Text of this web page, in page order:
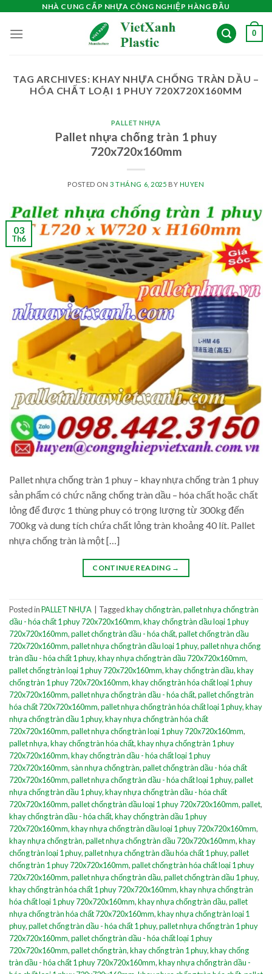
content
NHÀ CUNG CẤP NHỰA CÔNG NGHIỆP HÀNG ĐẦU
0
TAG ARCHIVES: KHAY NHỰA CHỐNG TRÀN DẦU –
HÓA CHẤT LOẠI 1 PHUY 720X720X160MM
PALLET NHỰA
Pallet nhựa chống tràn 1 phuy
720x720x160mm
POSTED ON3 THÁNG 6, 2025 BY HUYEN
03
Th6
Pallet nhựa chống tràn 1 phuy – khay nhựa chống tràn 1 phuy
sản phẩm có chức năng chống tràn dầu – hóa chất hoặc chất
lỏng để được 1 thùng phuy có trọng lượng từ 300kg đến
700kg và dung tích chứa chất lỏng tràn khoảng 40 lít. Pallet
nhựa chống tràn là một […]
CONTINUE READING →
Posted inPALLET NHỰA Taggedkhay chống tràn,pallet nhựa chống tràn
dầu - hóa chất 1 phuy 720x720x160mm,khay chống tràn dầu loại 1 phuy
720x720x160mm,pallet chống tràn dầu - hóa chất,pallet chống tràn dầu
720x720x160mm,pallet nhựa chống tràn dầu loại 1 phuy,pallet nhựa chống
tràn dầu - hóa chất 1 phuy,khay nhựa chống tràn dầu 720x720x160mm,
pallet chống tràn loại 1 phuy 720x720x160mm,khay chống tràn dầu,khay
chống tràn 1 phuy 720x720x160mm,khay chống tràn hóa chất loại 1 phuy
720x720x160mm,pallet nhựa chống tràn dầu - hóa chất,pallet chống tràn
hóa chất 720x720x160mm,pallet nhựa chống tràn hóa chất loại 1 phuy,khay
nhựa chống tràn dầu 1 phuy,khay nhựa chống tràn hóa chất
720x720x160mm,pallet nhựa chống tràn loại 1 phuy 720x720x160mm,
pallet nhựa,khay chống tràn hóa chất,khay nhựa chống tràn 1 phuy
720x720x160mm,khay chống tràn dầu - hóa chất loại 1 phuy
720x720x160mm, sàn nhựa chống tràn,pallet chống tràn dầu - hóa chất
720x720x160mm,pallet nhựa chống tràn dầu - hóa chất loại 1 phuy,pallet
nhựa chống tràn dầu 1 phuy,khay nhựa chống tràn dầu - hóa chất
720x720x160mm,pallet chống tràn dầu loại 1 phuy 720x720x160mm,pallet,
khay chống tràn dầu - hóa chất,khay chống tràn dầu 1 phuy
720x720x160mm,khay nhựa chống tràn dầu loại 1 phuy 720x720x160mm,
khay nhựa chống tràn,pallet nhựa chống tràn dầu 720x720x160mm,khay
chống tràn loại 1 phuy,pallet nhựa chống tràn dầu hóa chất 1 phuy,pallet
chống tràn 1 phuy 720x720x160mm,pallet chống tràn hóa chất loại 1 phuy
720x720x160mm,pallet nhựa chống tràn dầu,pallet chống tràn dầu 1 phuy,
khay chống tràn hóa chất 1 phuy 720x720x160mm,khay nhựa chống tràn
hóa chất loại 1 phuy 720x720x160mm,khay nhựa chống tràn dầu,pallet
nhựa chống tràn hóa chất 720x720x160mm,khay nhựa chống tràn loại 1
phuy,pallet chống tràn dầu - hóa chất 1 phuy,pallet nhựa chống tràn 1 phuy
720x720x160mm,pallet chống tràn dầu - hóa chất loại 1 phuy
720x720x160mm,pallet chống tràn,khay chống tràn 1 phuy,khay chống
tràn dầu - hóa chất 1 phuy 720x720x160mm,khay nhựa chống tràn dầu -